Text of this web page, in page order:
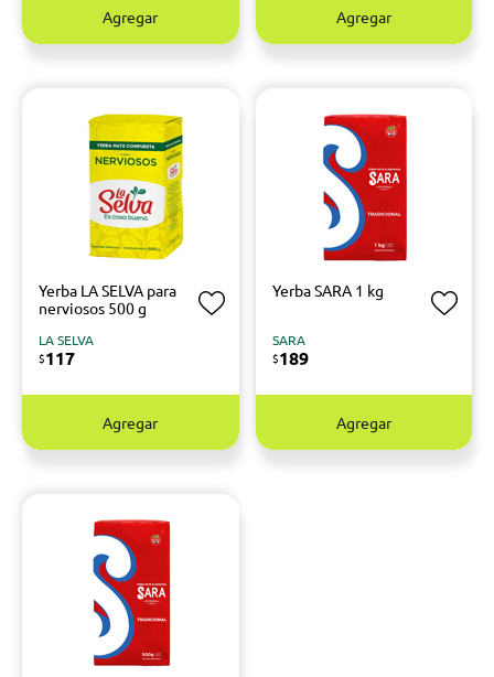
Agregar Agregar
Yerba LA SELVA para
nerviosos 500 g
LA SELVA
$117
Agregar
Yerba SARA 1 kg
SARA
$189
Agregar